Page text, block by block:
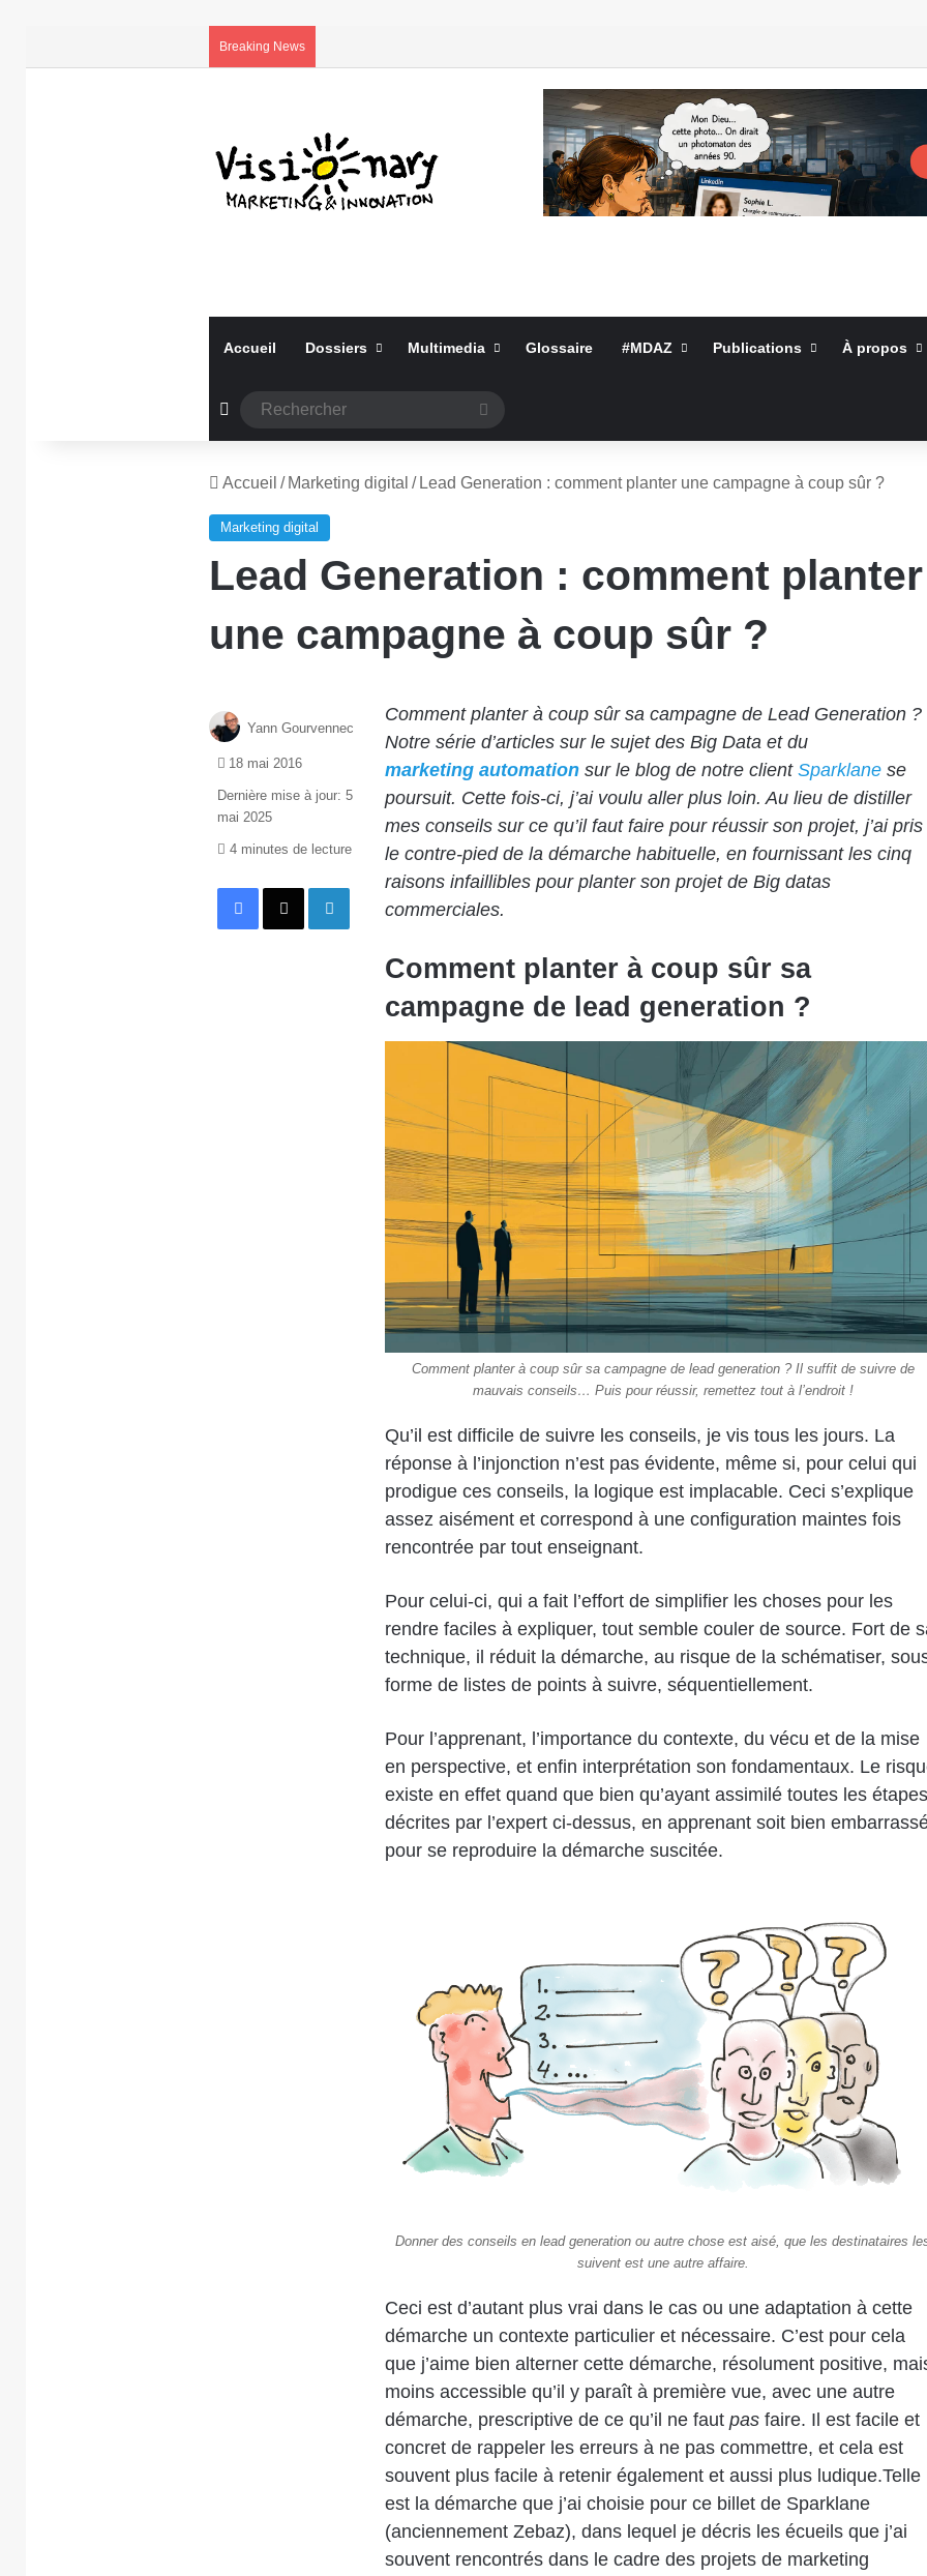
Breaking News
Accueil Dossiers Multimedia Glossaire #MDAZ Publications À propos
Article Aléatoire
Accueil / Marketing digital / Lead Generation : comment planter une campagne à coup sûr ?
Marketing digital
Lead Generation : comment planter
une campagne à coup sûr ?
Comment planter à coup sûr sa campagne de Lead Generation ?
Notre série d’articles sur le sujet des Big Data et du
marketing automationsur le blog de notre client Sparklanese
poursuit. Cette fois-ci, j’ai voulu aller plus loin. Au lieu de distiller
mes conseils sur ce qu’il faut faire pour réussir son projet, j’ai pris
le contre-pied de la démarche habituelle, en fournissant les cinq
raisons infaillibles pour planter son projet de Big datas
commerciales.
Comment planter à coup sûr sa
campagne de lead generation ?
Comment planter à coup sûr sa campagne de lead generation ? Il suffit de suivre de
mauvais conseils… Puis pour réussir, remettez tout à l’endroit !
Qu’il est difficile de suivre les conseils, je vis tous les jours. La
réponse à l’injonction n’est pas évidente, même si, pour celui qui
prodigue ces conseils, la logique est implacable. Ceci s’explique
assez aisément et correspond à une configuration maintes fois
rencontrée par tout enseignant.
Pour celui-ci, qui a fait l’effort de simplifier les choses pour les
rendre faciles à expliquer, tout semble couler de source. Fort de
technique, il réduit la démarche, au risque de la schématiser,
forme de listes de points à suivre, séquentiellement.
Pour l’apprenant, l’importance du contexte, du vécu et de la mise
en perspective, et enfin interprétation son fondamentaux. Le
existe en effet quand que bien qu’ayant assimilé toutes les étapes
décrites par l’expert ci-dessus, en apprenant soit bien
pour se reproduire la démarche suscitée.
Donner des conseils en lead generation ou autre chose est aisé, que les destinataires
suivent est une autre affaire.
Ceci est d’autant plus vrai dans le cas ou une adaptation à cette
démarche un contexte particulier et nécessaire. C’est pour cela
que j’aime bien alterner cette démarche, résolument positive,
moins accessible qu’il y paraît à première vue, avec une autre
démarche, prescriptive de ce qu’il ne faut pasfaire. Il est facile et
concret de rappeler les erreurs à ne pas commettre, et cela est
souvent plus facile à retenir également et aussi plus ludique.Telle
est la démarche que j’ai choisie pour ce billet de Sparklane
(anciennement Zebaz), dans lequel je décris les écueils que j’ai
souvent rencontrés dans le cadre des projets de marketing
Yann Gourvennec
18 mai 2016
Dernière mise à jour: 5
mai 2025
4 minutes de lecture
Facebook
X Linkedin